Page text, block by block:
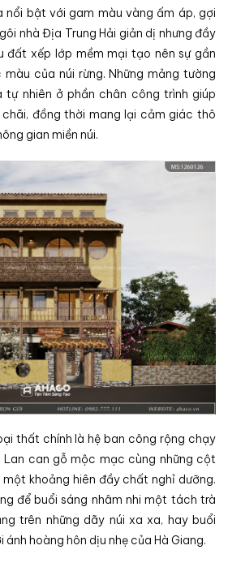
nổi bật với gam màu vàng ấm áp, gợi
nhà Địa Trung Hải giản dị nhưng đầy
đất xếp lớp mềm mại tạo nên sự gần
của núi rừng. Những mảng tường
nhiên ở phần chân công trình giúp
đồng thời mang lại cảm giác thô
gian miền núi.
thất chính là hệ ban công rộng chạy
can gỗ mộc mạc cùng những cột
khoảng hiên đầy chất nghỉ dưỡng.
để buổi sáng nhâm nhi một tách trà
trên những dãy núi xa xa, hay buổi
ánh hoàng hôn dịu nhẹ của Hà Giang.